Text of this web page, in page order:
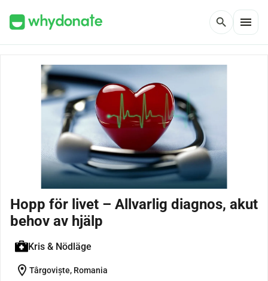
search menu
Hopp för livet – Allvarlig diagnos, akut
behov av hjälp
Kris & Nödläge
location_on Târgoviște, Romania